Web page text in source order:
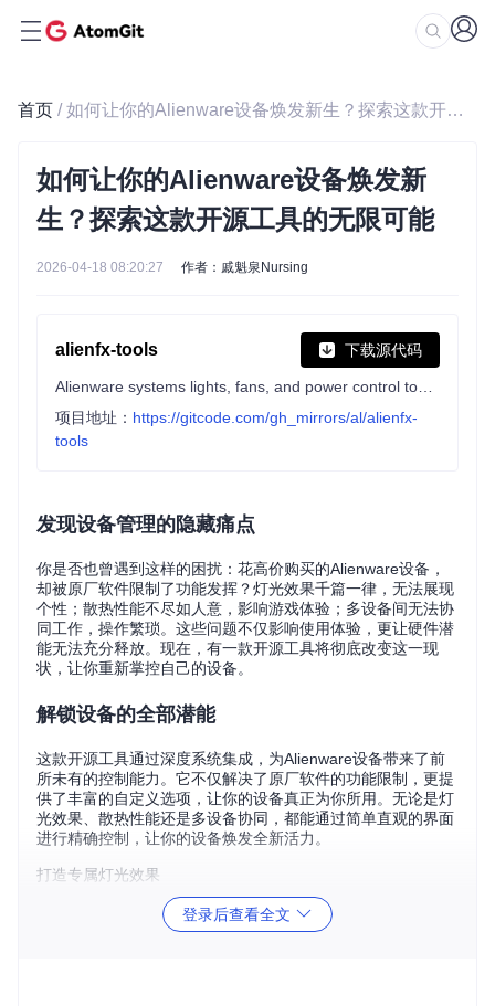
首页 / 如何让你的Alienware设备焕发新生？探索这款开源工具的无限可能
如何让你的Alienware设备焕发新
生？探索这款开源工具的无限可能
2026-04-18 08:20:27 作者：戚魁泉Nursing
alienfx-tools 下载源代码
项目地址： https://gitcode.com/gh_mirrors/al/alienfx-
tools
发现设备管理的隐藏痛点
你是否也曾遇到这样的困扰：花高价购买的Alienware设备，
却被原厂软件限制了功能发挥？灯光效果千篇一律，无法展现
个性；散热性能不尽如人意，影响游戏体验；多设备间无法协
同工作，操作繁琐。这些问题不仅影响使用体验，更让硬件潜
能无法充分释放。现在，有一款开源工具将彻底改变这一现
状，让你重新掌控自己的设备。
解锁设备的全部潜能
这款开源工具通过深度系统集成，为Alienware设备带来了前
所未有的控制能力。它不仅解决了原厂软件的功能限制，更提
供了丰富的自定义选项，让你的设备真正为你所用。无论是灯
光效果、散热性能还是多设备协同，都能通过简单直观的界面
进行精确控制，让你的设备焕发全新活力。
打造专属灯光效果
想象一下，你的键盘不再是冰冷的输入工具，而是能展现你个
性的画布。通过这款工具，你可以轻松实现对设备灯光的全面
登录后查看全文